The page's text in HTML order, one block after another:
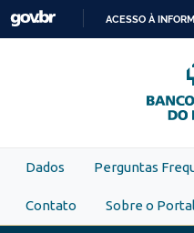
Skip to main content
ACESSO À
Dados Perguntas
Contato Sobre o Portal